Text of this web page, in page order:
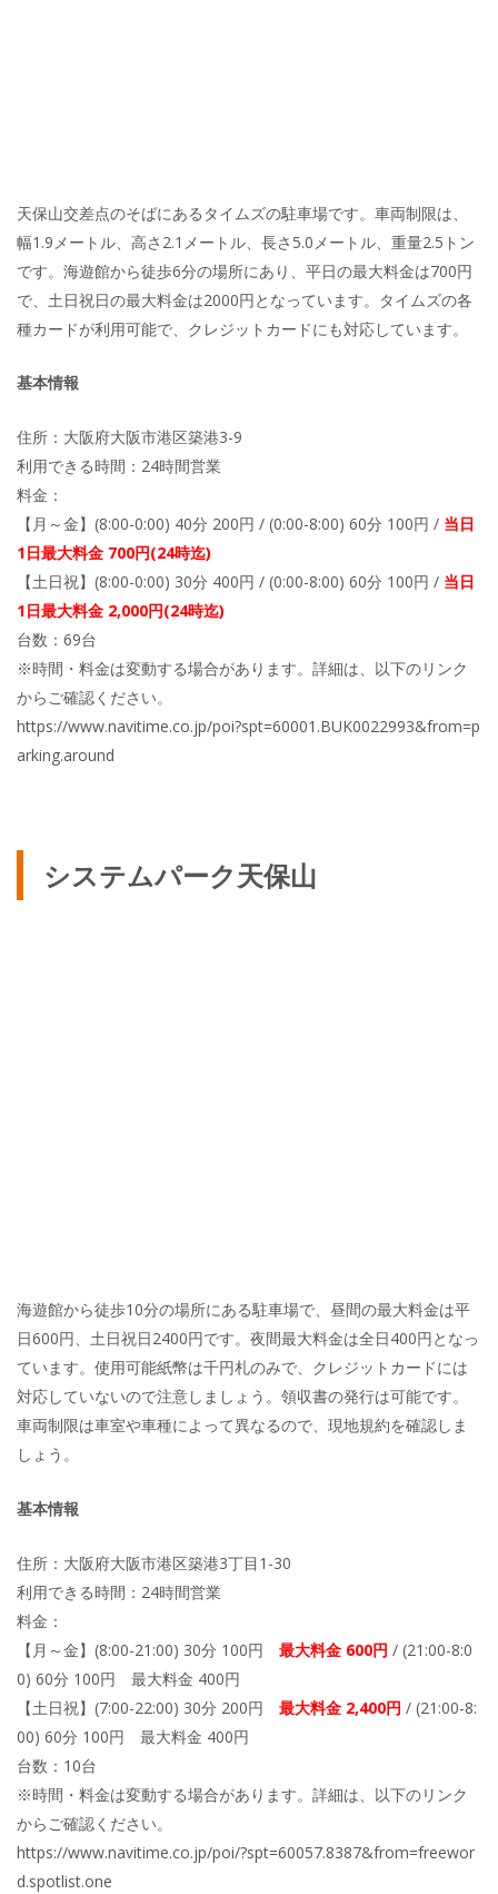
天保山交差点のそばにあるタイムズの駐車場です。車両制限は、
幅1.9メートル、高さ2.1メートル、長さ5.0メートル、重量2.5トン
です。海遊館から徒歩6分の場所にあり、平日の最大料金は700円
で、土日祝日の最大料金は2000円となっています。タイムズの各
種カードが利用可能で、クレジットカードにも対応しています。
基本情報
住所：大阪府大阪市港区築港3-9
利用できる時間：24時間営業
料金：
【月～金】(8:00-0:00) 40分 200円 / (0:00-8:00) 60分 100円 / 当日
1日最大料金 700円(24時迄)
【土日祝】(8:00-0:00) 30分 400円 / (0:00-8:00) 60分 100円 / 当日
1日最大料金 2,000円(24時迄)
台数：69台
※時間・料金は変動する場合があります。詳細は、以下のリンク
からご確認ください。
https://www.navitime.co.jp/poi?spt=60001.BUK0022993&from=p
arking.around
システムパーク天保山
海遊館から徒歩10分の場所にある駐車場で、昼間の最大料金は平
日600円、土日祝日2400円です。夜間最大料金は全日400円となっ
ています。使用可能紙幣は千円札のみで、クレジットカードには
対応していないので注意しましょう。領収書の発行は可能です。
車両制限は車室や車種によって異なるので、現地規約を確認しま
しょう。
基本情報
住所：大阪府大阪市港区築港3丁目1-30
利用できる時間：24時間営業
料金：
【月～金】(8:00-21:00) 30分 100円 最大料金 600円 / (21:00-8:0
0) 60分 100円 最大料金 400円
【土日祝】(7:00-22:00) 30分 200円 最大料金 2,400円 / (21:00-8:
00) 60分 100円 最大料金 400円
台数：10台
※時間・料金は変動する場合があります。詳細は、以下のリンク
からご確認ください。
https://www.navitime.co.jp/poi/?spt=60057.8387&from=freewor
d.spotlist.one